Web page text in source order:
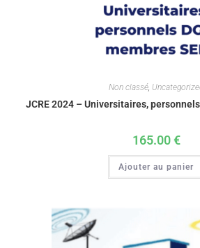
Non classé
JCRE 2024 – Universitaires, personnels
165.00€
Ajouter au panier